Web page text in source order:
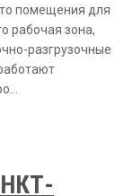
помещения для
рабочая зона,
разгрузочные